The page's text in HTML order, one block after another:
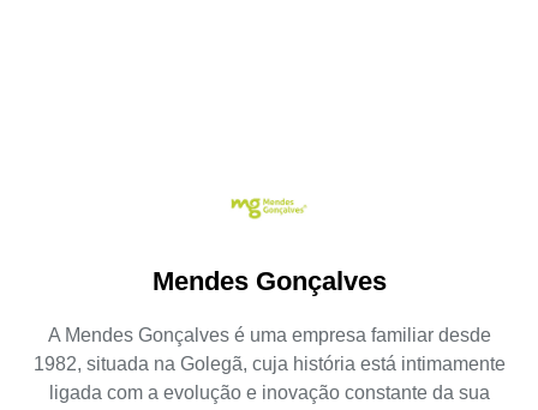
Mendes Gonçalves
A Mendes Gonçalves é uma empresa familiar desde
1982, situada na Golegã, cuja história está intimamente
ligada com a evolução e inovação constante da sua